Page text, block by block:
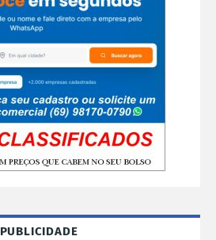
PUBLICIDADE